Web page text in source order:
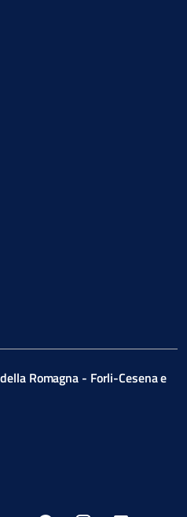
Romagna - Forli-Cesena e